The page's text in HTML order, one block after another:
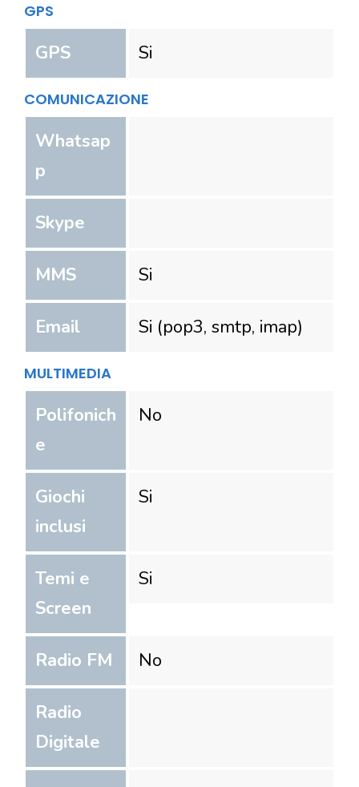
GPS
GPS Si
COMUNICAZIONE
Whatsap
p
Skype
MMS Si
Email Si (pop3, smtp, imap)
MULTIMEDIA
Polifonich
e
No
Giochi
inclusi
Si
Temi e
Screen
Si
Radio FM No
Radio
Digitale